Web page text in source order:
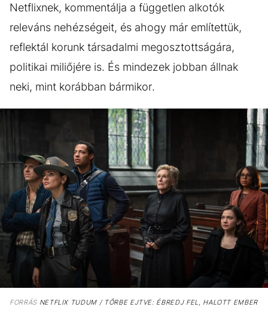
Netflixnek, kommentálja a független alkotók
releváns nehézségeit, és ahogy már említettük,
reflektál korunk társadalmi megosztottságára,
politikai miliőjére is. És mindezek jobban állnak
neki, mint korábban bármikor.
FORRÁSNETFLIX TUDUM / TŐRBE EJTVE: ÉBREDJ FEL, HALOTT EMBER